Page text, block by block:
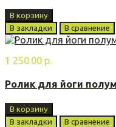
В корзину
В закладки
В сравнение
1 250.00 р.
Ролик для йоги
В корзину
В закладки
В сравнение